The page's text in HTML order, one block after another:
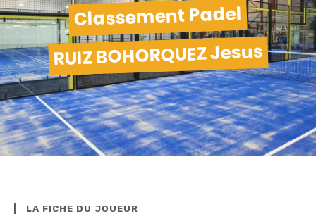
Classement Padel
RUIZ BOHORQUEZ Jesus
LA FICHE DU JOUEUR